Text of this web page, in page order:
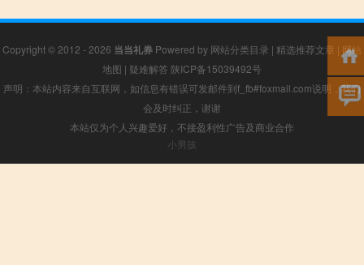
Copyright © 2012 - 2026 当当礼券 Powered by 网站分类目录 | 精选推荐文章 | 网站
地图 | 疑难解答 陕ICP备15039492号
声明：本站内容来自互联网，如信息有错误可发邮件到f_fb#foxmail.com说明，我们
会及时纠正，谢谢
本站仅为个人兴趣爱好，不接盈利性广告及商业合作
小男孩